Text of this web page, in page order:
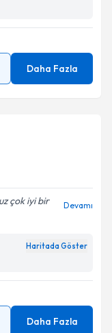
Daha Fazla
çok iyi bir
Devamı
Haritada Göster
Daha Fazla